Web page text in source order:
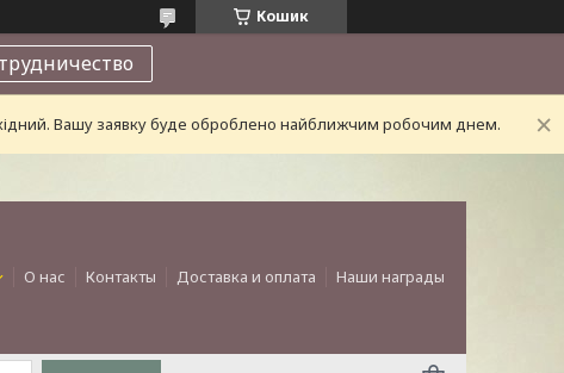
Кошик
Вашу заявку буде оброблено найближчим робочим днем.
О нас Контакты Доставка и оплата Наши награды